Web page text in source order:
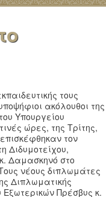
τους
ακόλουθοι της
Υπουργείου
ώρες, της Τρίτης,
τον
Διδυμοτείχου,
Δαμασκηνό στο
νέους διπλωμάτες
Διπλωματικής
Πρέσβυς κ.